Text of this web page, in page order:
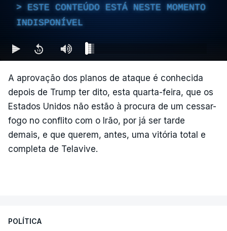
ESTE CONTEÚDO ESTÁ NESTE MOMENTO
INDISPONÍVEL
A aprovação dos planos de ataque é conhecida
depois de Trump ter dito, esta quarta-feira, que os
Estados Unidos não estão à procura de um cessar-
fogo no conflito com o Irão, por já ser tarde
demais, e que querem, antes, uma vitória total e
completa de Telavive.
POLÍTICA